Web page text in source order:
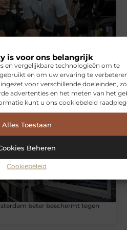
is voor ons belangrijk
en vergelijkbare technologieën om te
en om uw ervaring te
voor verschillende doeleinden,
advertenties en het meten van het
kunt u ons cookiebeleid
Alles Toestaan
Beheren
Cookiebeleid
training in Utrecht voor een
beter beschermt tegen